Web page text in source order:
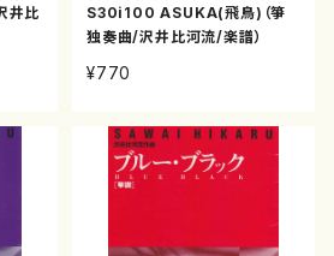
井比
S30i100 ASUKA(飛鳥)（箏
独奏曲/沢井比河流/楽譜）
¥770